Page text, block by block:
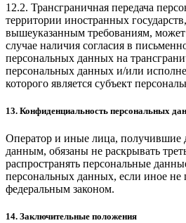
12.2. Трансграничная передача
территории иностранных
вышеуказанным требованиям, может
случае наличия согласия в
персональных данных на
персональных данных и/или
которого является субъект
13. Конфиденциальность персональных
Оператор и иные лица, получившие
данным, обязаны не раскрывать
распространять персональные
персональных данных, если иное не
федеральным законом.
14. Заключительные положения